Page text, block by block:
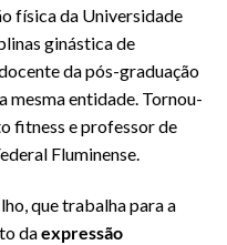
física da Universidade
ginástica de
da pós-graduação
mesma entidade. Tornou-
fitness e professor de
Fluminense.
que trabalha para a
daexpressão